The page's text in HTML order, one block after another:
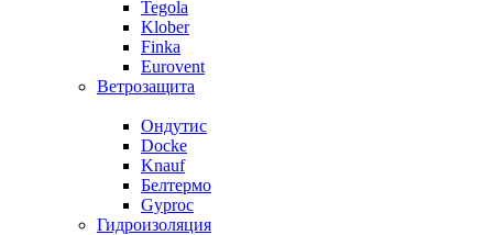
Tegola
Klober
Finka
Eurovent
Ветрозащита
Ондутис
Docke
Knauf
Белтермо
Gyproc
Гидроизоляция